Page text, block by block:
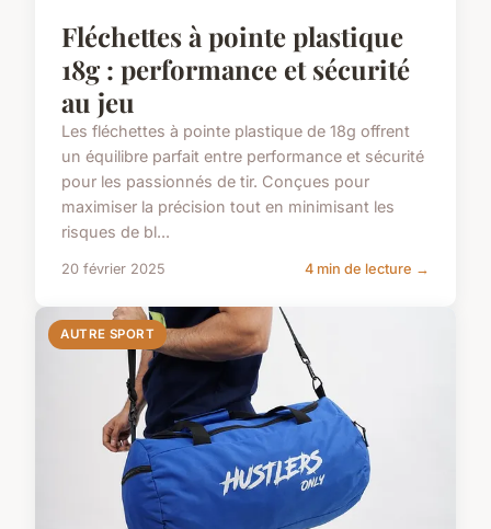
Fléchettes à pointe plastique
18g : performance et sécurité
au jeu
Les fléchettes à pointe plastique de 18g offrent
un équilibre parfait entre performance et sécurité
pour les passionnés de tir. Conçues pour
maximiser la précision tout en minimisant les
risques de bl...
20 février 2025 4 min de lecture →
AUTRE SPORT